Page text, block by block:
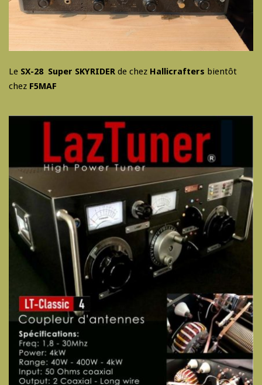
Le SX-28 Super SKYRIDER de chez Hallicrafters bientôt
chez F5MAF